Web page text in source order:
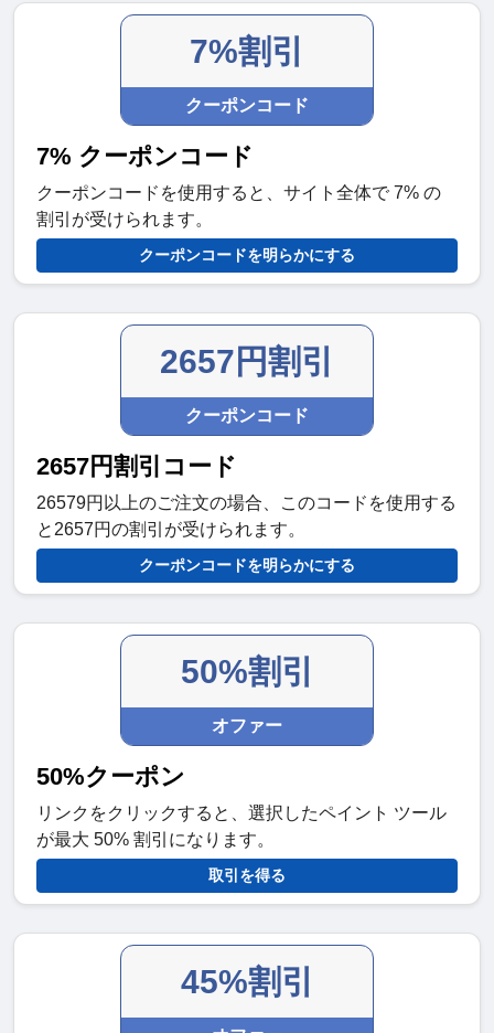
7%割引
クーポンコード
7% クーポンコード
クーポンコードを使用すると、サイト全体で 7% の
割引が受けられます。
クーポンコードを明らかにする
2657円割引
クーポンコード
2657円割引コード
26579円以上のご注文の場合、このコードを使用する
と2657円の割引が受けられます。
クーポンコードを明らかにする
50%割引
オファー
50%クーポン
リンクをクリックすると、選択したペイント ツール
が最大 50% 割引になります。
取引を得る
45%割引